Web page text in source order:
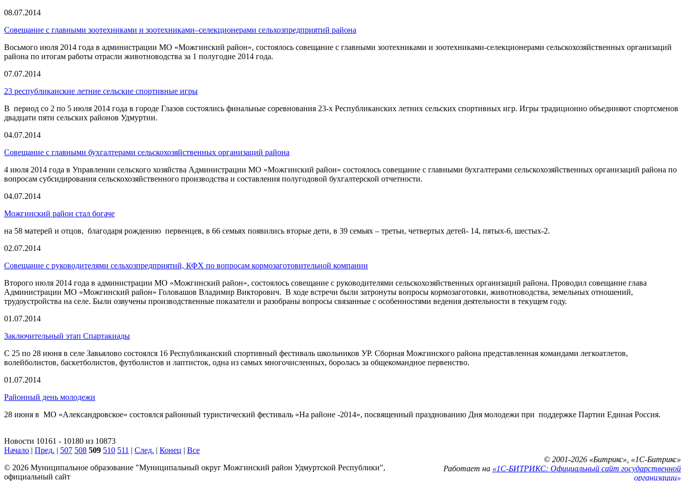
08.07.2014
Совещание с главными зоотехниками и зоотехниками–селекционерами сельхозпредприятий района
Восьмого июля 2014 года в администрации МО «Можгинский район», состоялось совещание с главными зоотехниками и зоотехниками-селекционерами сельскохозяйственных организаций
района по итогам работы отрасли животноводства за 1 полугодие 2014 года.
07.07.2014
23 республиканские летние сельские спортивные игры
В период со 2 по 5 июля 2014 года в городе Глазов состоялись финальные соревнования 23-х Республиканских летних сельских спортивных игр. Игры традиционно объединяют спортсменов
двадцати пяти сельских районов Удмуртии.
04.07.2014
Совещание с главными бухгалтерами сельскохозяйственных организаций района
4 июля 2014 года в Управлении сельского хозяйства Администрации МО «Можгинский район» состоялось совещание с главными бухгалтерами сельскохозяйственных организаций района по
вопросам субсидирования сельскохозяйственного производства и составления полугодовой бухгалтерской отчетности.
04.07.2014
Можгинский район стал богаче
на 58 матерей и отцов, благодаря рождению первенцев, в 66 семьях появились вторые дети, в 39 семьях – третьи, четвертых детей- 14, пятых-6, шестых-2.
02.07.2014
Совещание с руководителями сельхозпредприятий, КФХ по вопросам кормозаготовительной компании
Второго июля 2014 года в администрации МО «Можгинский район», состоялось совещание с руководителями сельскохозяйственных организаций района. Проводил совещание глава
Администрации МО «Можгинский район» Головашов Владимир Викторович. В ходе встречи были затронуты вопросы кормозаготовки, животноводства, земельных отношений,
трудоустройства на селе. Были озвучены производственные показатели и разобраны вопросы связанные с особенностями ведения деятельности в текущем году.
01.07.2014
Заключительный этап Спартакиады
С 25 по 28 июня в селе Завьялово состоялся 16 Республиканский спортивный фестиваль школьников УР. Сборная Можгинского района представленная командами легкоатлетов,
волейболистов, баскетболистов, футболистов и лаптисток, одна из самых многочисленных, боролась за общекомандное первенство.
01.07.2014
Районный день молодежи
28 июня в МО «Александровское» состоялся районный туристический фестиваль «На районе -2014», посвященный празднованию Дня молодежи при поддержке Партии Единая Россия.
Новости 10161 - 10180 из 10873
Начало | Пред. | 507 508 509 510 511 | След. | Конец | Все
© 2026 Муниципальное образование "Муниципальный округ Можгинский район Удмуртской Республики",
официальный сайт
© 2001-2026 «Битрикс», «1С-Битрикс»
Работает на «1С-БИТРИКС: Официальный сайт государственной
организации»